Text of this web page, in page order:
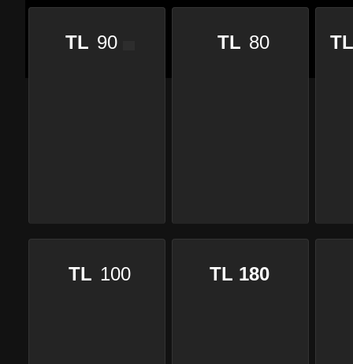
TL 90 TL 80
TL 100 TL 180